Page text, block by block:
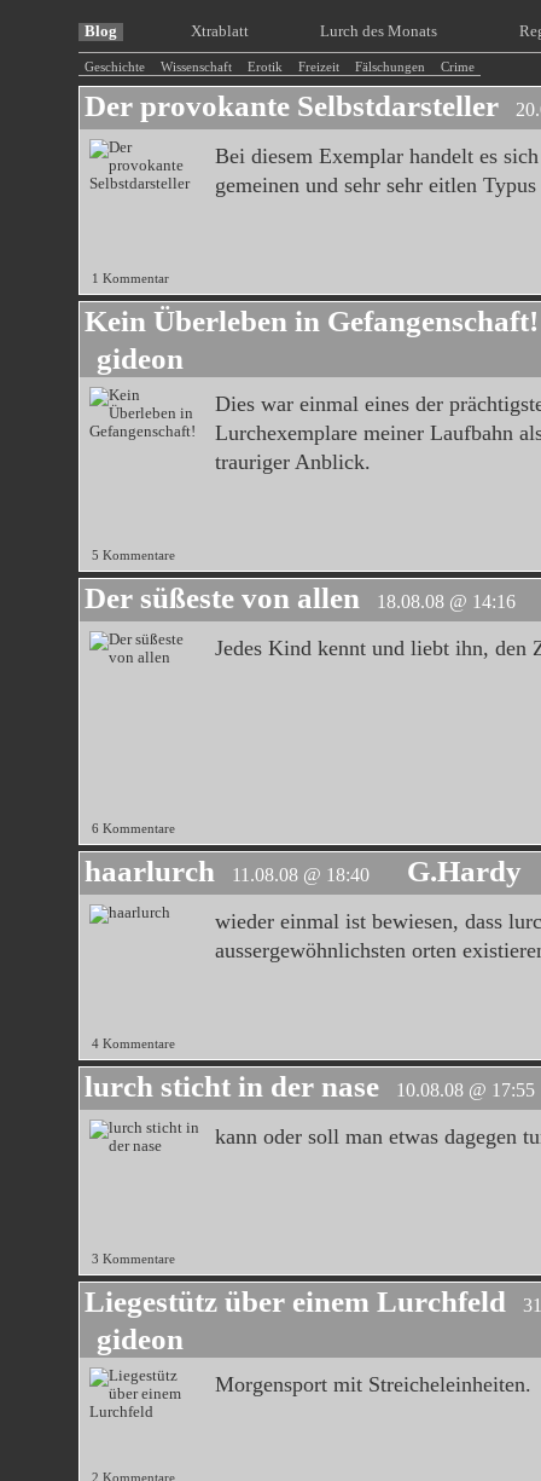
Blog Xtrablatt Lurch des Monats
Geschichte Wissenschaft Erotik Freizeit Fälschungen Crime
Der provokante Selbstdarsteller
Bei diesem Exemplar handelt es
gemeinen und sehr sehr eitlen
1 Kommentar
Kein Überleben in Gefangenschaft!
gideon
Dies war einmal eines der
Lurchexemplare meiner Laufbahn
trauriger Anblick.
5 Kommentare
Der süßeste von allen 18.08.08 @ 14:16
Jedes Kind kennt und liebt ihn, den
6 Kommentare
haarlurch 11.08.08 @ 18:40 G.Hardy
wieder einmal ist bewiesen, dass
aussergewöhnlichsten orten
4 Kommentare
lurch sticht in der nase 10.08.08 @ 17:55
kann oder soll man etwas dagegen
3 Kommentare
Liegestütz über einem Lurchfeld
gideon
Morgensport mit Streicheleinheiten.
2 Kommentare